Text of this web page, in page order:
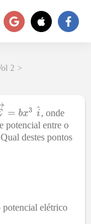
2 >
, onde
potencial entre o
destes pontos
potencial elétrico